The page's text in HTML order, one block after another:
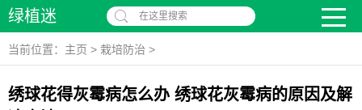
绿植迷 在这里搜索
当前位置： 主页 > 栽培防治 >
绣球花得灰霉病怎么办 绣球花灰霉病的原因及解